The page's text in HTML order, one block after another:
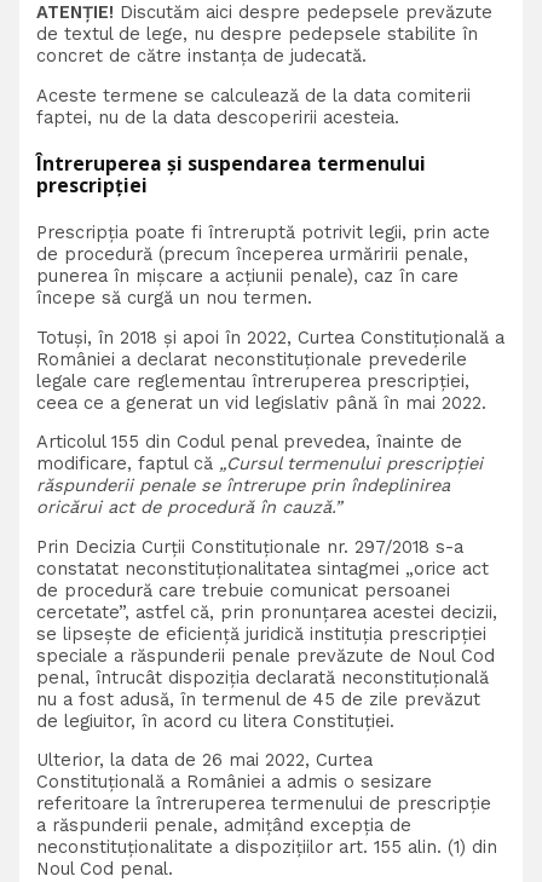
ATENȚIE! Discutăm aici despre pedepsele prevăzute
de textul de lege, nu despre pedepsele stabilite în
concret de către instanța de judecată.
Aceste termene se calculează de la data comiterii
faptei, nu de la data descoperirii acesteia.
Întreruperea și suspendarea termenului
prescripției
Prescripția poate fi întreruptă potrivit legii, prin acte
de procedură (precum începerea urmăririi penale,
punerea în mișcare a acțiunii penale), caz în care
începe să curgă un nou termen.
Totuși, în 2018 și apoi în 2022, Curtea Constituțională a
României a declarat neconstituționale prevederile
legale care reglementau întreruperea prescripției,
ceea ce a generat un vid legislativ până în mai 2022.
Articolul 155 din Codul penal prevedea, înainte de
modificare, faptul că „Cursul termenului prescripției
răspunderii penale se întrerupe prin îndeplinirea
oricărui act de procedură în cauză.”
Prin Decizia Curții Constituționale nr. 297/2018 s-a
constatat neconstituționalitatea sintagmei „orice act
de procedură care trebuie comunicat persoanei
cercetate”, astfel că, prin pronunțarea acestei decizii,
se lipsește de eficiență juridică instituția prescripției
speciale a răspunderii penale prevăzute de Noul Cod
penal, întrucât dispoziția declarată neconstituțională
nu a fost adusă, în termenul de 45 de zile prevăzut
de legiuitor, în acord cu litera Constituției.
Ulterior, la data de 26 mai 2022, Curtea
Constituțională a României a admis o sesizare
referitoare la întreruperea termenului de prescripție
a răspunderii penale, admițând excepția de
neconstituționalitate a dispozițiilor art. 155 alin. (1) din
Noul Cod penal.